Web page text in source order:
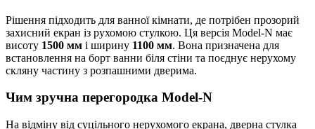
Рішення підходить для ванної кімнати, де потрібен прозорий
захисний екран із рухомою стулкою. Ця версія Model-N має
висоту 1500 мм і ширину 1100 мм. Вона призначена для
встановлення на борт ванни біля стіни та поєднує нерухому
скляну частину з розпашними дверима.
Чим зручна перегородка Model-N
На відміну від суцільного нерухомого екрана, дверна стулка